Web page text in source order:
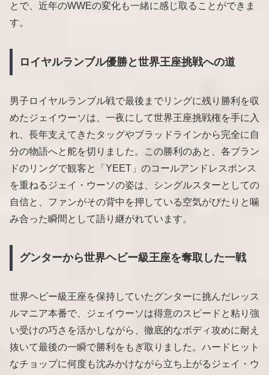
とで、近年のWWEの変化も一緒に感じ取ることができま
す。
ロイヤルランブル優勝と世界王座挑戦への道
男子ロイヤルランブル戦で最後までリングに残り勝利を収
めたジェイウーソは、一夜にして世界王座挑戦権を手に入
れ、長年支えてきたタッグやブラッドラインから完全に自
分の物語へと舵を切りました。この勝利のあと、各ブラン
ドのリングで観客と「YEET」のコールアンドレスポンス
を重ねるジェイ・ウーソの姿は、シングルスターとしての
自信と、ファンがその背中を押している空気がぴたりと噛
み合った瞬間として語り継がれています。
グンターから世界ヘビー級王座を奪取した一戦
世界ヘビー級王座を保持していたグンターに挑んだレッス
ルマニア本番で、ジェイウーソは得意のスピードと粘り強
い受けの巧さを活かしながら、徹底的なボディ攻めに耐え
抜いて最後の一瞬で勝利をもぎ取りました。ハードヒット
なチョップに何度も沈みかけながら立ち上がるジェイ・ウ